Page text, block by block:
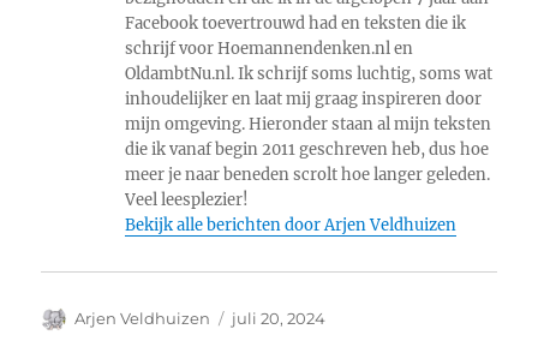
Facebook toevertrouwd had en teksten die ik
schrijf voor Hoemannendenken.nl en
OldambtNu.nl. Ik schrijf soms luchtig, soms wat
inhoudelijker en laat mij graag inspireren door
mijn omgeving. Hieronder staan al mijn teksten
die ik vanaf begin 2011 geschreven heb, dus hoe
meer je naar beneden scrolt hoe langer geleden.
Veel leesplezier!
Bekijk alle berichten door Arjen Veldhuizen
Auteur
Arjen Veldhuizen
Geplaatst
juli 20, 2024